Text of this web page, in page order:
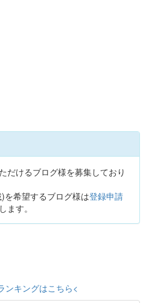
だけるブログ様を募集しており
を希望するブログ様は登録申請
ます。
ンキングはこちら<